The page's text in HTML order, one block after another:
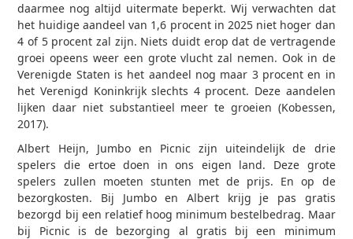
daarmee nog altijd uitermate beperkt. Wij verwachten dat
het huidige aandeel van 1,6 procent in 2025 niet hoger dan
4 of 5 procent zal zijn. Niets duidt erop dat de vertragende
groei opeens weer een grote vlucht zal nemen. Ook in de
Verenigde Staten is het aandeel nog maar 3 procent en in
het Verenigd Koninkrijk slechts 4 procent. Deze aandelen
lijken daar niet substantieel meer te groeien (Kobessen,
2017).
Albert Heijn, Jumbo en Picnic zijn uiteindelijk de drie
spelers die ertoe doen in ons eigen land. Deze grote
spelers zullen moeten stunten met de prijs. En op de
bezorgkosten. Bij Jumbo en Albert krijg je pas gratis
bezorgd bij een relatief hoog minimum bestelbedrag. Maar
bij Picnic is de bezorging al gratis bij een minimum